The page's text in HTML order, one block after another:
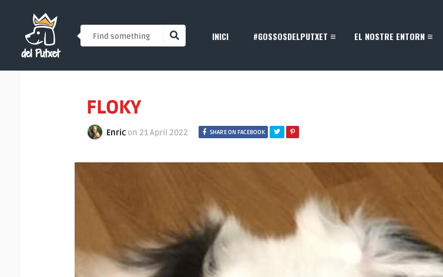
INICI #GOSSOSDELPUTXET EL NOSTRE ENTORN
FLOKY
Enric on 21 April 2022 SHARE ON FACEBOOK